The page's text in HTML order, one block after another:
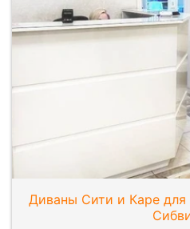
Диваны Сити и Каре для